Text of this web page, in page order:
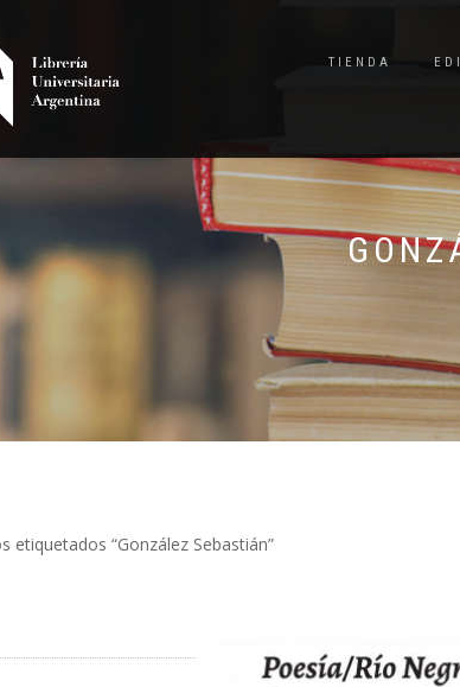
TIENDA
etiquetados “González Sebastián”